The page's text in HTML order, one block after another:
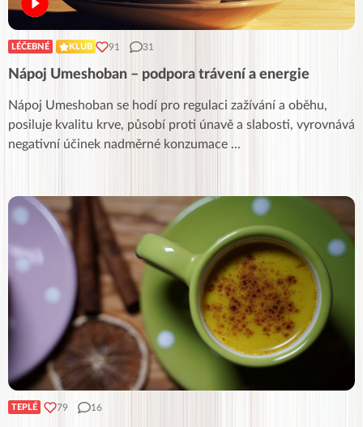
LÉČEBNÉ KLUB 91 31
Nápoj Umeshoban – podpora trávení a energie
Nápoj Umeshoban se hodí pro regulaci zažívání a oběhu,
posiluje kvalitu krve, působí proti únavě a slabosti, vyrovnává
negativní účinek nadměrné konzumace ...
TEPLÉ 79 16